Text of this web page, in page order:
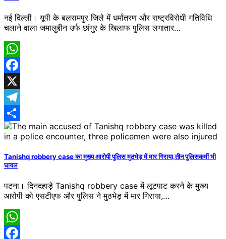
नई दिल्ली। यूपी के बलरामपुर जिले में धर्मांतरण और राष्ट्रविरोधी गतिविधि
चलाने वाला जमालुद्दीन उर्फ छांगुर के खिलाफ पुलिस लगातार…
WhatsApp
Facebook
X
Telegram
Share
Tanishq robbery case का मुख्य आरोपी पुलिस मुठभेड़ में मार गिराया,तीन पुलिसकर्मी भी
घायल
पटना। दिनदहाड़े Tanishq robbery case में लूटपाट करने के मुख्य
आरोपी को एसटीएफ और पुलिस ने मुठभेड़ में मार गिराया,…
WhatsApp